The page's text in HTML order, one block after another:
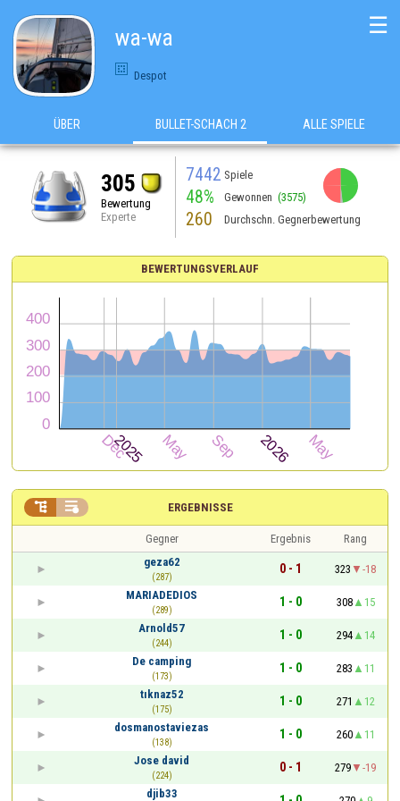
wa-wa
Despot
☰
ÜBER BULLET-SCHACH 2 ALLE SPIELE
305
Bewertung
Experte
7442 Spiele
48% Gewonnen (3575)
260 Durchschn. Gegnerbewertung
BEWERTUNGSVERLAUF
ERGEBNISSE
 
Gegner Ergebnis
Rang
geza62
(287)
0 - 1 323
-18
MARIADEDIOS
(289)
1 - 0 308
15
Arnold57
(244)
1 - 0 294
14
De camping
(173)
1 - 0 283
11
tıknaz52
(175)
1 - 0 271
12
dosmanostaviezas
(138)
1 - 0 260
11
Jose david
(224)
0 - 1 279
-19
djib33